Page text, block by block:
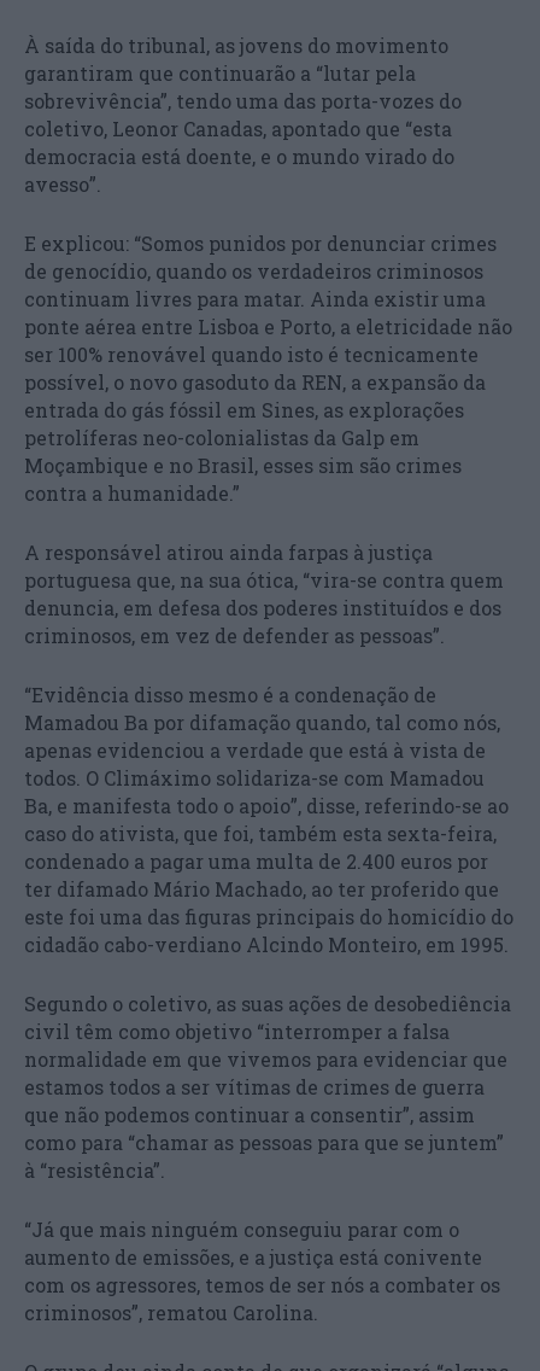
À saída do tribunal, as jovens do movimento
garantiram que continuarão a “lutar pela
sobrevivência”, tendo uma das porta-vozes do
coletivo, Leonor Canadas, apontado que “esta
democracia está doente, e o mundo virado do
avesso”.
E explicou: “Somos punidos por denunciar crimes
de genocídio, quando os verdadeiros criminosos
continuam livres para matar. Ainda existir uma
ponte aérea entre Lisboa e Porto, a eletricidade não
ser 100% renovável quando isto é tecnicamente
possível, o novo gasoduto da REN, a expansão da
entrada do gás fóssil em Sines, as explorações
petrolíferas neo-colonialistas da Galp em
Moçambique e no Brasil, esses sim são crimes
contra a humanidade.”
A responsável atirou ainda farpas à justiça
portuguesa que, na sua ótica, “vira-se contra quem
denuncia, em defesa dos poderes instituídos e dos
criminosos, em vez de defender as pessoas”.
“Evidência disso mesmo é a condenação de
Mamadou Ba por difamação quando, tal como nós,
apenas evidenciou a verdade que está à vista de
todos. O Climáximo solidariza-se com Mamadou
Ba, e manifesta todo o apoio”, disse, referindo-se ao
caso do ativista, que foi, também esta sexta-feira,
condenado a pagar uma multa de 2.400 euros por
ter difamado Mário Machado, ao ter proferido que
este foi uma das figuras principais do homicídio do
cidadão cabo-verdiano Alcindo Monteiro, em 1995.
Segundo o coletivo, as suas ações de desobediência
civil têm como objetivo “interromper a falsa
normalidade em que vivemos para evidenciar que
estamos todos a ser vítimas de crimes de guerra
que não podemos continuar a consentir”, assim
como para “chamar as pessoas para que se juntem”
à “resistência”.
“Já que mais ninguém conseguiu parar com o
aumento de emissões, e a justiça está conivente
com os agressores, temos de ser nós a combater os
criminosos”, rematou Carolina.